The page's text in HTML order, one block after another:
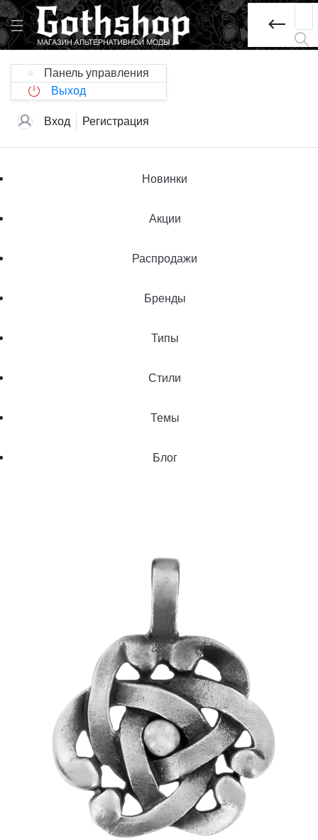
Панель управления
Выход
Вход Регистрация
Новинки
Акции
Распродажи
Бренды
Типы
Стили
Темы
Блог